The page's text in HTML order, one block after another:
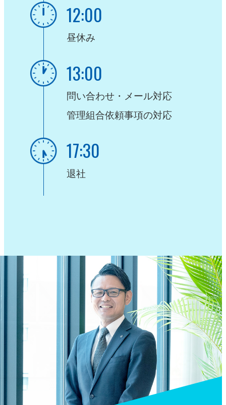
12:00
昼休み
13:00
問い合わせ・メール対応
管理組合依頼事項の対応
17:30
退社